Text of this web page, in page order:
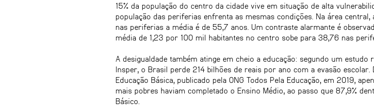
15% da população do centro da cidade vive em situação de alta
população das periferias enfrenta as mesmas condições. Na área
nas periferias a média é de 55,7 anos. Um contraste alarmante é
média de 1,23 por 100 mil habitantes no centro sobe para 38,76 nas
A desigualdade também atinge em cheio a educação: segundo um
Insper, o Brasil perde 214 bilhões de reais por ano com a evasão
Educação Básica, publicado pela ONG Todos Pela Educação, em 2019,
mais pobres haviam completado o Ensino Médio, ao passo que 87,9%
Básico.